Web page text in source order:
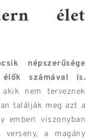
élet
népszerűsége
számával is.
nem terveznek
találják meg azt a
emberi viszonyban
verseny, a magány